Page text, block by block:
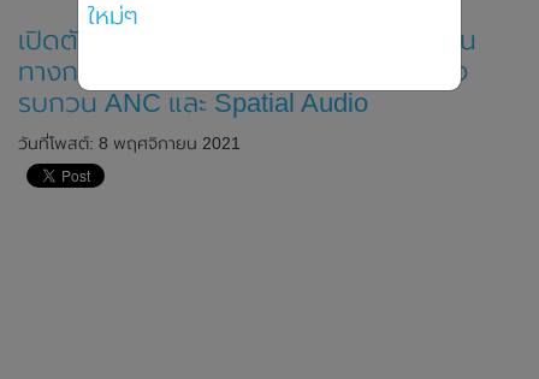
เปิดตัวหูฟังไร้สาย Beats Fit Pro อย่างเป็น
ทางการแล้ว มาพร้อมฟีเจอร์ระบบตัดเสียง
รบกวน ANC และ Spatial Audio
วันที่โพสต์: 8 พฤศจิกายน 2021
ใหม่ๆ